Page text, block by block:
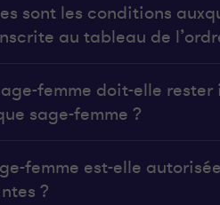
sont les conditions
au tableau de
femme doit-elle rester
sage-femme ?
femme est-elle
?